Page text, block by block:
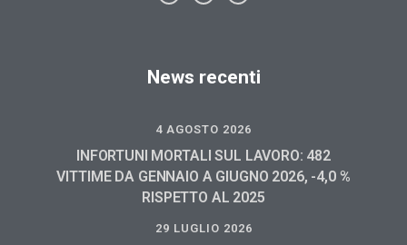
News recenti
4 AGOSTO 2026
INFORTUNI MORTALI SUL LAVORO: 482
VITTIME DA GENNAIO A GIUGNO 2026, -4,0 %
RISPETTO AL 2025
29 LUGLIO 2026